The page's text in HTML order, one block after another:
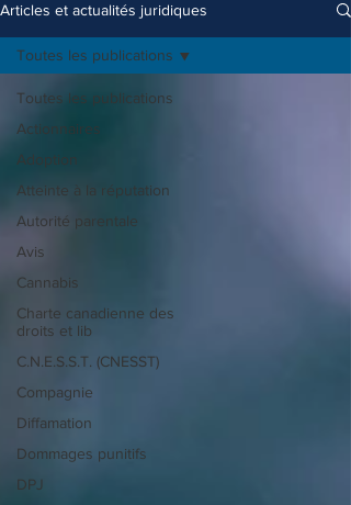
Articles et actualités juridiques
Toutes les publications
Actionnaires
Adoption
Atteinte à la réputation
Autorité parentale
Avis
Cannabis
Charte canadienne des
droits et lib
C.N.E.S.S.T. (CNESST)
Compagnie
Diffamation
Dommages punitifs
DPJ
Toutes les publications